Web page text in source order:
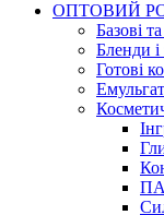
ОПТОВИЙ
Базові
Бленди
Готові